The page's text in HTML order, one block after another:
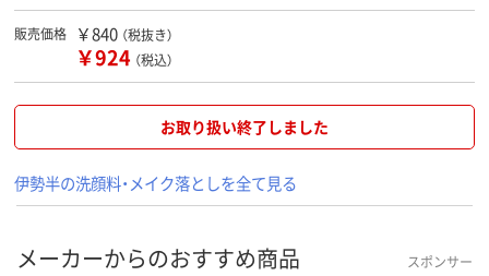
販売価格 ￥840 （税抜き）
￥924 （税込）
お取り扱い終了しました
伊勢半の洗顔料・メイク落としを全て見る
メーカーからのおすすめ商品 スポンサー